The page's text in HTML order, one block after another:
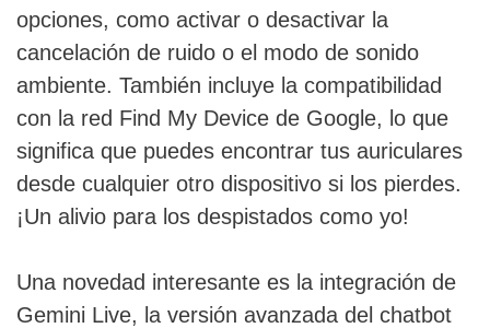
opciones, como activar o desactivar la
cancelación de ruido o el modo de sonido
ambiente. También incluye la compatibilidad
con la red Find My Device de Google, lo que
significa que puedes encontrar tus auriculares
desde cualquier otro dispositivo si los pierdes.
¡Un alivio para los despistados como yo!
Una novedad interesante es la integración de
Gemini Live, la versión avanzada del chatbot